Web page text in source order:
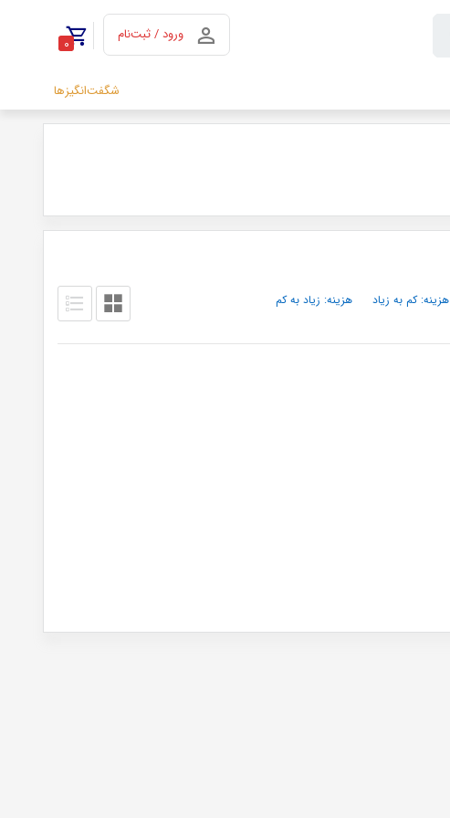
0
ورود / ثبت‌نام
شگفت‌انگیزها
هزینه: کم به زیاد هزینه: زیاد به کم